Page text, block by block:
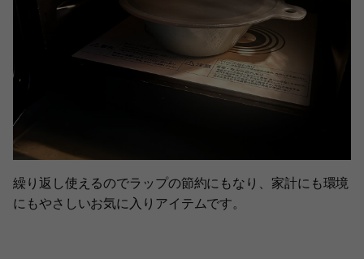
繰り返し使えるのでラップの節約にもなり、家計にも環境
にもやさしいお気に入りアイテムです。